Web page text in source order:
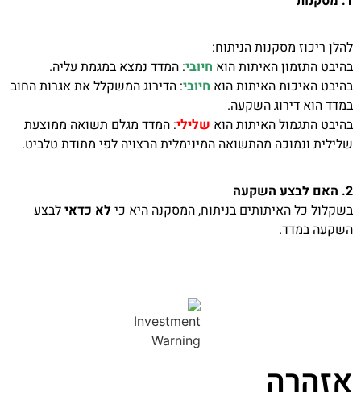
להלן ריכוז מסקנות הניתוח:
בהיבט התזמון האיתות הוא חיובי: המדד נמצא במגמת עליה.
בהיבט האיכות האיתות הוא חיובי: הדירוג המשקלל את אגרות החוב
במדד הוא דירוג השקעה.
בהיבט התגמול האיתות הוא שלילי: המדד מגלם תשואה ממוצעת
שלילית ונמוכה מהתשואה המינימלית הרצויה לפי מתודת טלביט.
2. האם לבצע השקעה
בשקלול כל האיתותים בניתוח, המסקנה היא כילא כדאילבצע
השקעה במדד.
אזהרה